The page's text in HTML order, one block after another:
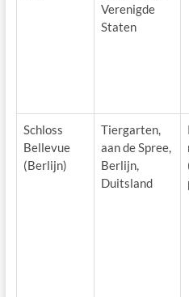
Verenigde
Staten
Schloss
Bellevue
(Berlijn)
Tiergarten,
aan de Spree,
Berlijn,
Duitsland